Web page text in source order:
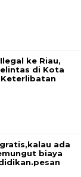
ke Riau,
di Kota
Keterlibatan
ada
biaya